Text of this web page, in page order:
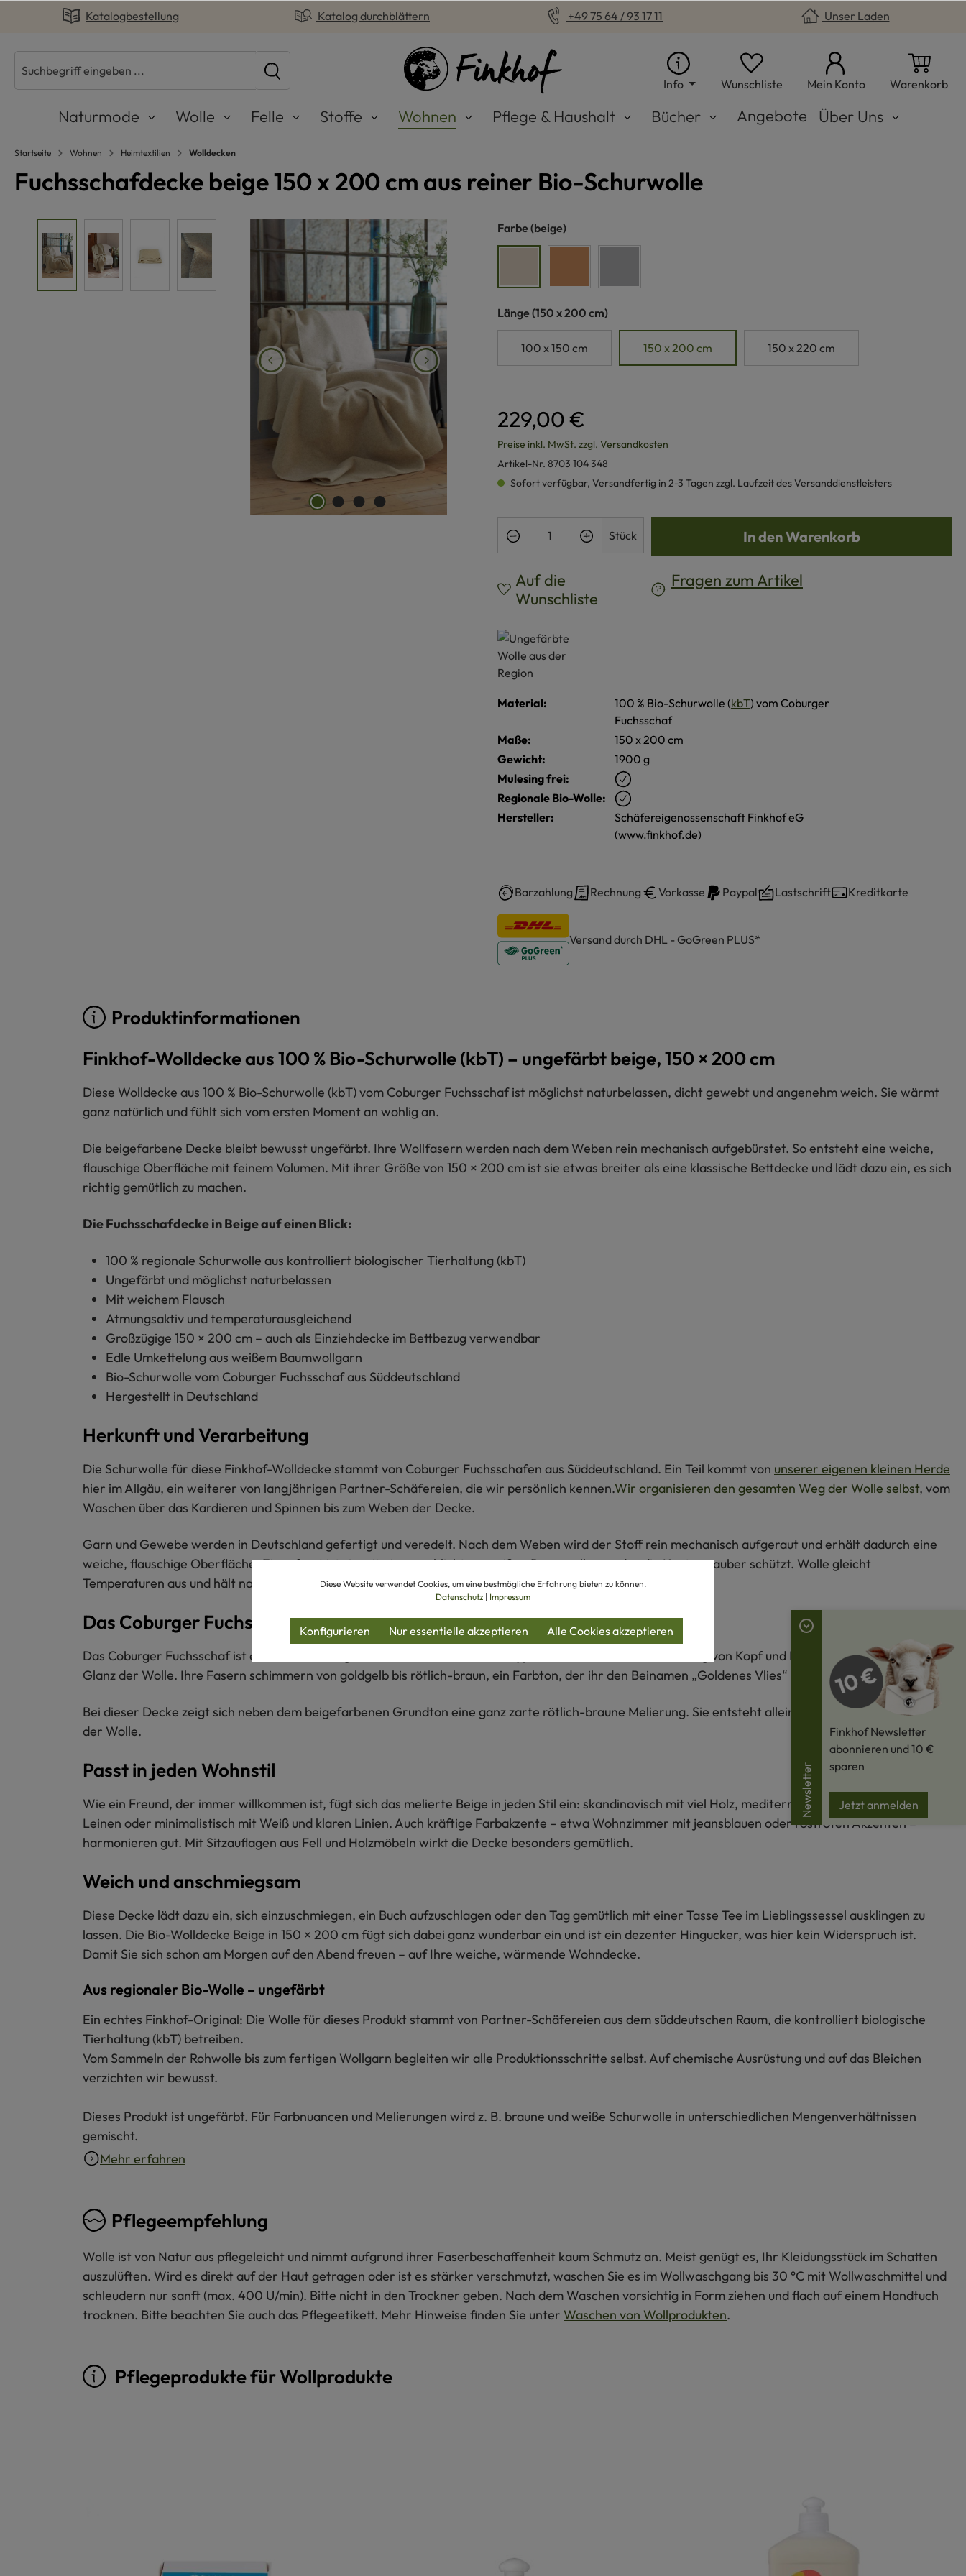
Zur Hauptnavigation springen
Katalogbestellung Katalog durchblättern +49 75 64 / 93 17 11 Unser Laden
Info Wunschliste Du hast 0 Produkte auf dem
Mein Konto Warenkorb
Naturmode Wolle Felle Stoffe Wohnen Pflege & Haushalt Bücher Angebote Über Uns
Startseite Wohnen Heimtextilien Wolldecken
Fuchsschafdecke beige 150 x 200 cm aus reiner Bio-Schurwolle
Farbe auswählen
(beige)
Länge auswählen
(150 x 200 cm)
100 x 150 cm 150 x 200 cm 150 x 220 cm
229,00 €
Preise inkl. MwSt. zzgl. Versandkosten
Artikel-Nr. 8703 104 348
Sofort verfügbar, Versandfertig in 2-3 Tagen zzgl. Laufzeit des Versanddienstleisters
Produkt Anzahl: Gib den gewünschten Wert ein oder
Stück In den Warenkorb
Auf die
Wunschliste
Fragen zum Artikel
Material: 100 % Bio-Schurwolle (kbT) vom Coburger
Fuchsschaf
Maße:
150 x 200 cm
Gewicht:
1900 g
Mulesing frei:
Regionale Bio-Wolle:
Hersteller:
Schäfereigenossenschaft Finkhof eG
(www.finkhof.de)
Barzahlung Rechnung Vorkasse Paypal Lastschrift Kreditkarte
Versand durch DHL - GoGreen PLUS*
Produktinformationen
Finkhof-Wolldecke aus 100 % Bio-Schurwolle (kbT) – ungefärbt beige, 150 × 200 cm
Diese Wolldecke aus 100 % Bio-Schurwolle (kbT) vom Coburger Fuchsschaf ist möglichst naturbelassen, dicht gewebt und angenehm weich. Sie wärmt
ganz natürlich und fühlt sich vom ersten Moment an wohlig an.
Die beigefarbene Decke bleibt bewusst ungefärbt. Ihre Wollfasern werden nach dem Weben rein mechanisch aufgebürstet. So entsteht eine weiche,
flauschige Oberfläche mit feinem Volumen. Mit ihrer Größe von 150 × 200 cm ist sie etwas breiter als eine klassische Bettdecke und lädt dazu ein, es sich
richtig gemütlich zu machen.
Die Fuchsschafdecke in Beige auf einen Blick:
100 % regionale Schurwolle aus kontrolliert biologischer Tierhaltung (kbT)
Ungefärbt und möglichst naturbelassen
Mit weichem Flausch
Atmungsaktiv und temperaturausgleichend
Großzügige 150 × 200 cm – auch als Einziehdecke im Bettbezug verwendbar
Edle Umkettelung aus weißem Baumwollgarn
Bio-Schurwolle vom Coburger Fuchsschaf aus Süddeutschland
Hergestellt in Deutschland
Herkunft und Verarbeitung
Die Schurwolle für diese Finkhof-Wolldecke stammt von Coburger Fuchsschafen aus Süddeutschland. Ein Teil kommt von unserer eigenen kleinen Herde
hier im Allgäu, ein weiterer von langjährigen Partner-Schäfereien, die wir persönlich kennen.Wir organisieren den gesamten Weg der Wolle selbst, vom
Waschen über das Kardieren und Spinnen bis zum Weben der Decke.
Garn und Gewebe werden in Deutschland gefertigt und veredelt. Nach dem Weben wird der Stoff rein mechanisch aufgeraut und erhält dadurch eine
weiche, flauschige Oberfläche. Eingefasst ist sie mit einem schlichten, weißen Baumwollgarn, das die Kanten sauber schützt. Wolle gleicht
Temperaturen aus und hält natürlich warm.
Das Coburger Fuchsschaf
Das Coburger Fuchsschaf ist eine alte, selten gewordene Landschafrasse. Typisch sind die rotbraune Färbung von Kopf und Beinen sowie der warme
Glanz der Wolle. Ihre Fasern schimmern von goldgelb bis rötlich-braun, ein Farbton, der ihr den Beinamen „Goldenes Vlies“ eingebracht hat.
Bei dieser Decke zeigt sich neben dem beigefarbenen Grundton eine ganz zarte rötlich-braune Melierung. Sie entsteht allein durch die natürliche Farbe
der Wolle.
Passt in jeden Wohnstil
Wie ein Freund, der immer willkommen ist, fügt sich das melierte Beige in jeden Stil ein: skandinavisch mit viel Holz, mediterran mit Terrakotta und
Leinen oder minimalistisch mit Weiß und klaren Linien. Auch kräftige Farbakzente – etwa Wohnzimmer mit jeansblauen oder rostroten Akzenten –
harmonieren gut. Mit Sitzauflagen aus Fell und Holzmöbeln wirkt die Decke besonders gemütlich.
Weich und anschmiegsam
Diese Decke lädt dazu ein, sich einzuschmiegen, ein Buch aufzuschlagen oder den Tag gemütlich mit einer Tasse Tee im Lieblingssessel ausklingen zu
lassen. Die Bio-Wolldecke Beige in 150 × 200 cm fügt sich dabei ganz wunderbar ein und ist ein dezenter Hingucker, was hier kein Widerspruch ist.
Damit Sie sich schon am Morgen auf den Abend freuen – auf Ihre weiche, wärmende Wohndecke.
Aus regionaler Bio-Wolle – ungefärbt
Ein echtes Finkhof-Original: Die Wolle für dieses Produkt stammt von Partner-Schäfereien aus dem süddeutschen Raum, die kontrolliert biologische
Tierhaltung (kbT) betreiben.
Vom Sammeln der Rohwolle bis zum fertigen Wollgarn begleiten wir alle Produktionsschritte selbst. Auf chemische Ausrüstung und auf das Bleichen
verzichten wir bewusst.
Dieses Produkt ist ungefärbt. Für Farbnuancen und Melierungen wird z. B. braune und weiße Schurwolle in unterschiedlichen Mengenverhältnissen
gemischt.
Mehr erfahren
Pflegeempfehlung
Wolle ist von Natur aus pflegeleicht und nimmt aufgrund ihrer Faserbeschaffenheit kaum Schmutz an. Meist genügt es, Ihr Kleidungsstück im Schatten
auszulüften. Wird es direkt auf der Haut getragen oder ist es stärker verschmutzt, waschen Sie es im Wollwaschgang bis 30 °C mit Wollwaschmittel und
schleudern nur sanft (max. 400 U/min). Bitte nicht in den Trockner geben. Nach dem Waschen vorsichtig in Form ziehen und flach auf einem Handtuch
trocknen. Bitte beachten Sie auch das Pflegeetikett. Mehr Hinweise finden Sie unter Waschen von Wollprodukten.
Pflegeprodukte für Wollprodukte
Newsletter
Finkhof Newsletter
abonnieren und 10 €
sparen
Jetzt anmelden
Diese Website verwendet Cookies, um eine bestmögliche Erfahrung bieten zu können.
Datenschutz | Impressum
Nur essentielle akzeptieren
Konfigurieren Alle Cookies akzeptieren